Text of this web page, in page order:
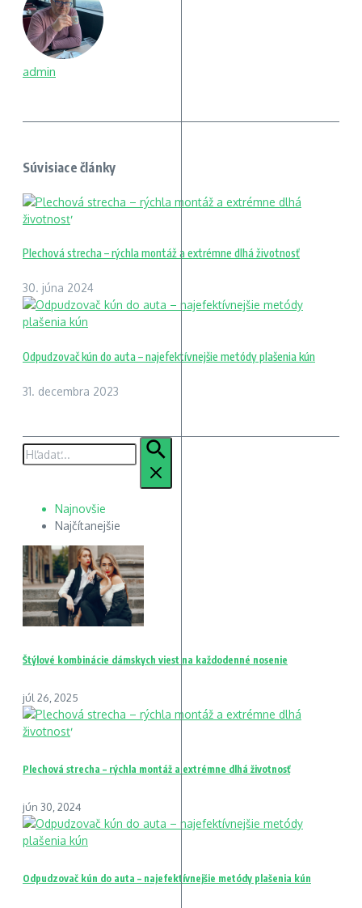
admin
Súvisiace články
Plechová strecha – rýchla montáž a extrémne dlhá životnosť
30. júna 2024
Odpudzovač kún do auta – najefektívnejšie metódy plašenia kún
31. decembra 2023
Hľadať:
Najnovšie
Najčítanejšie
Štýlové kombinácie dámskych viest na každodenné nosenie
júl 26, 2025
Plechová strecha – rýchla montáž a extrémne dlhá životnosť
jún 30, 2024
Odpudzovač kún do auta – najefektívnejšie metódy plašenia kún